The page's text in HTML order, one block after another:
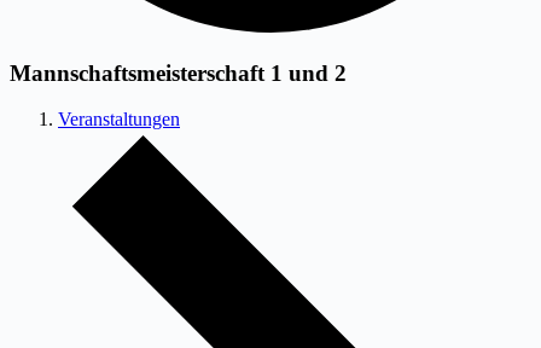
Mannschaftsmeisterschaft 1 und 2
Veranstaltungen